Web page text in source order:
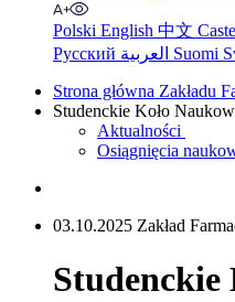
Polski English 中文
Русский
Suomi
Strona główna Zakładu
Studenckie Koło
Aktualności
Osiągnięcia
03.10.2025 Zakład
Studenckie